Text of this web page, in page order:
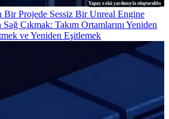
Yapay zekâ yardımıyla oluşturuldu
Bir Projede Sessiz Bir Unreal Engine
Çıkmak: Takım Ortamlarını Yeniden
ve Yeniden Eşitlemek